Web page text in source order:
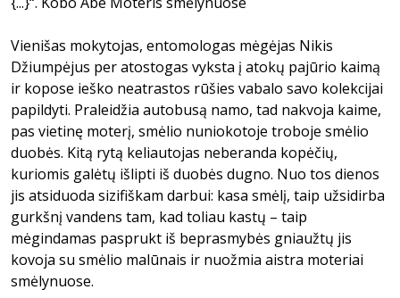
Vienišas mokytojas, entomologas mėgėjas Nikis
Džiumpėjus per atostogas vyksta į atokų pajūrio kaimą
ir kopose ieško neatrastos rūšies vabalo savo kolekcijai
papildyti. Praleidžia autobusą namo, tad nakvoja kaime,
pas vietinę moterį, smėlio nuniokotoje troboje smėlio
duobės. Kitą rytą keliautojas neberanda kopėčių,
kuriomis galėtų išlipti iš duobės dugno. Nuo tos dienos
jis atsiduoda sizifiškam darbui: kasa smėlį, taip užsidirba
gurkšnį vandens tam, kad toliau kastų – taip
mėgindamas pasprukt iš beprasmybės gniaužtų jis
kovoja su smėlio malūnais ir nuožmia aistra moteriai
smėlynuose.